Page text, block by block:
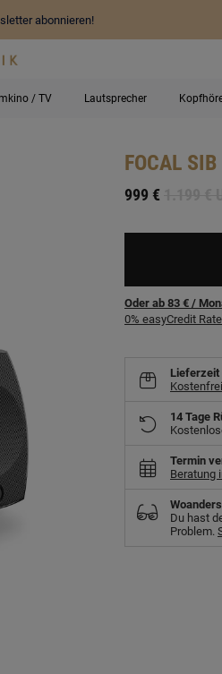
abonnieren!
/ TV Lautsprecher
FOCAL
999 €
Oder ab 83 € /
0% easyCredit
Lieferzeit
14 Tage
Termin
Beratung
Du hast
Problem.